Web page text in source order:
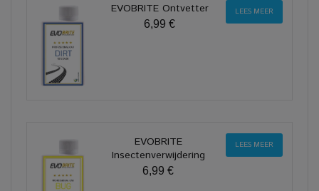
EVOBRITE Ontvetter
6,99 €
LEES MEER
EVOBRITE
Insectenverwijdering
6,99 €
LEES MEER